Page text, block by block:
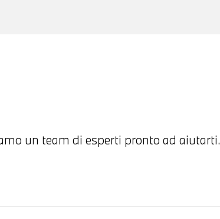
un team di esperti pronto ad aiutarti.